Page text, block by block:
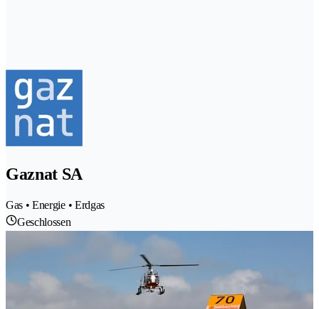
Gaznat SA
Gas • Energie • Erdgas
Geschlossen